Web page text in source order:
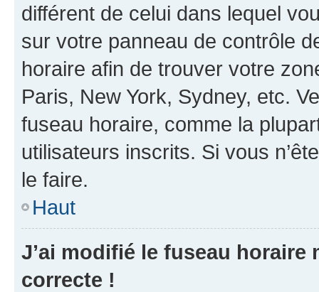
différent de celui dans lequel
sur votre panneau de contrôle
horaire afin de trouver votre
Paris, New York, Sydney, etc.
fuseau horaire, comme la
utilisateurs inscrits. Si vous
le faire.
Haut
J’ai modifié le fuseau horaire
correcte !